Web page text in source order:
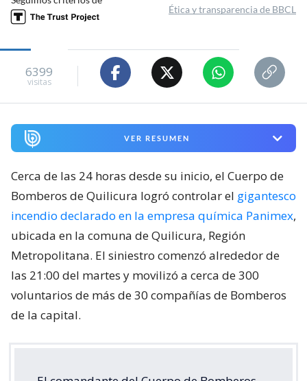
Ética y transparencia de BBCL
6399
visitas
VER RESUMEN
Cerca de las 24 horas desde su inicio, el Cuerpo de
Bomberos de Quilicura logró controlar el gigantesco
incendio declarado en la empresa química Panimex,
ubicada en la comuna de Quilicura, Región
Metropolitana. El siniestro comenzó alrededor de
las 21:00 del martes y movilizó a cerca de 300
voluntarios de más de 30 compañías de Bomberos
de la capital.